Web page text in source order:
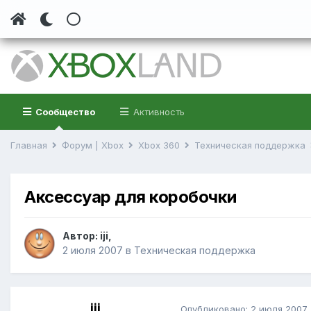
Сообщество Активность
Главная Форум | Xbox Xbox 360 Техническая поддержка
Аксессуар для коробочки
Автор: iji
2 июля 2007 в Техническая поддержка